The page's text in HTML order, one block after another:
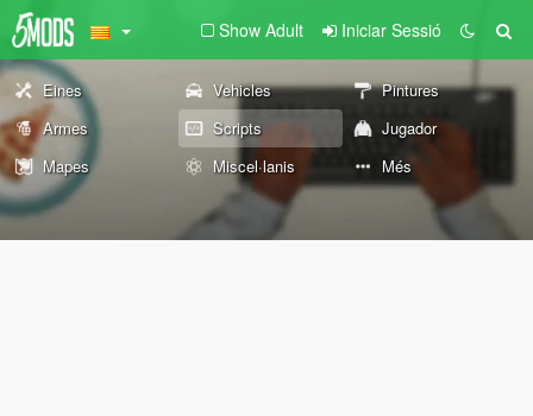
Show Adult Iniciar Sessió
Eines Vehicles
Pintures
Armes
Scripts
Jugador
Mapes
Miscel·lanis Més